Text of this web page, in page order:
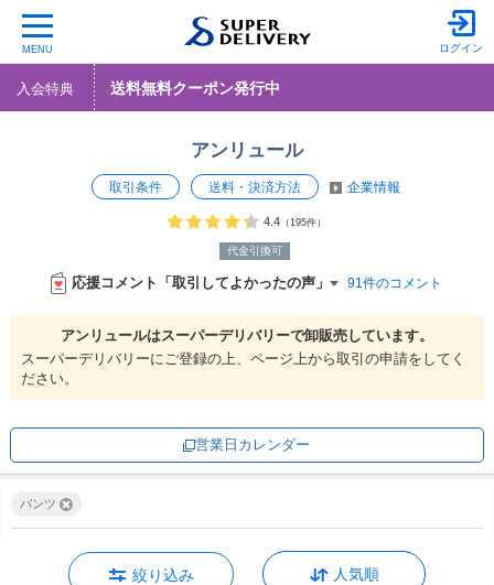
MENU ログイン
入会特典 送料無料クーポン発行中
アンリュール
取引条件 送料・決済方法 企業情報
代金引換可
4.4（195件）
応援コメント「取引してよかったの声」 91件のコメント
アンリュールはスーパーデリバリーで卸販売しています。
スーパーデリバリーにご登録の上、ページ上から取引の申請をしてく
ださい。
営業日カレンダー
パンツ
絞り込み 人気順